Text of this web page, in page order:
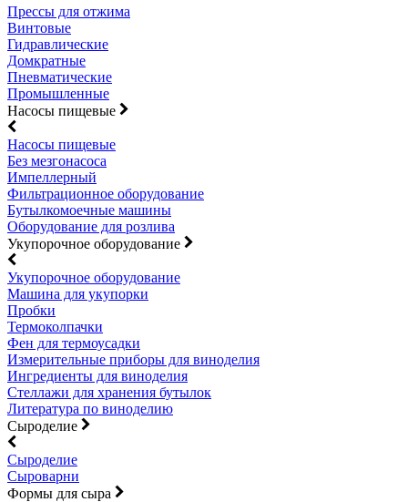
Прессы для отжима
Винтовые
Гидравлические
Домкратные
Пневматические
Промышленные
Насосы пищевые
Насосы пищевые
Без мезгонасоса
Импеллерный
Фильтрационное оборудование
Бутылкомоечные машины
Оборудование для розлива
Укупорочное оборудование
Укупорочное оборудование
Машина для укупорки
Пробки
Термоколпачки
Фен для термоусадки
Измерительные приборы для виноделия
Ингредиенты для виноделия
Стеллажи для хранения бутылок
Литература по виноделию
Сыроделие
Сыроделие
Сыроварни
Формы для сыра